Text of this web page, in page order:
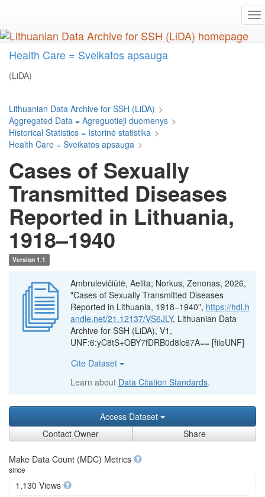
main
content
Health Care = Sveikatos apsauga
(LiDA)
Lithuanian Data Archive for SSH (LiDA) >
Aggregated Data = Agreguotieji duomenys >
Historical Statistics = Istorinė statistika >
Health Care = Sveikatos apsauga >
Cases of Sexually
Transmitted Diseases
Reported in Lithuania,
1918–1940
Version 1.1
Ambrulevičiūtė, Aelita; Norkus, Zenonas, 2026,
"Cases of Sexually Transmitted Diseases
Reported in Lithuania, 1918–1940", https://hdl.h
andle.net/21.12137/VS6JLY, Lithuanian Data
Archive for SSH (LiDA), V1,
UNF:6:yC8tS+OBY7fDRB0d8lc67A== [fileUNF]
Cite Dataset
Learn about Data Citation Standards.
Access Dataset
Contact Owner
Share
Make Data Count (MDC) Metrics
since
1,130 Views